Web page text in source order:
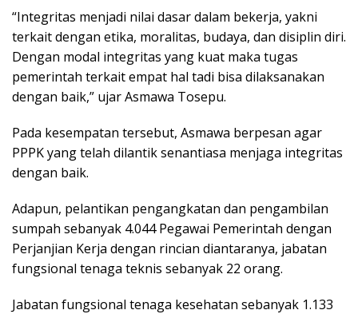
“Integritas menjadi nilai dasar dalam bekerja, yakni
terkait dengan etika, moralitas, budaya, dan disiplin diri.
Dengan modal integritas yang kuat maka tugas
pemerintah terkait empat hal tadi bisa dilaksanakan
dengan baik,” ujar Asmawa Tosepu.
Pada kesempatan tersebut, Asmawa berpesan agar
PPPK yang telah dilantik senantiasa menjaga integritas
dengan baik.
Adapun, pelantikan pengangkatan dan pengambilan
sumpah sebanyak 4.044 Pegawai Pemerintah dengan
Perjanjian Kerja dengan rincian diantaranya, jabatan
fungsional tenaga teknis sebanyak 22 orang.
Jabatan fungsional tenaga kesehatan sebanyak 1.133